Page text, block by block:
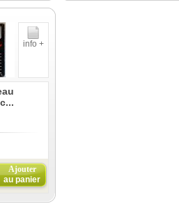
info +
Ajouter
au panier